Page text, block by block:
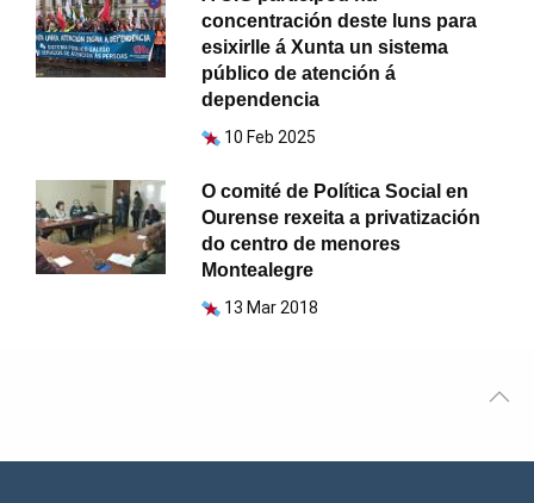
concentración deste luns para
esixirlle á Xunta un sistema
público de atención á
dependencia
10 Feb 2025
O comité de Política Social en
Ourense rexeita a privatización
do centro de menores
Montealegre
13 Mar 2018